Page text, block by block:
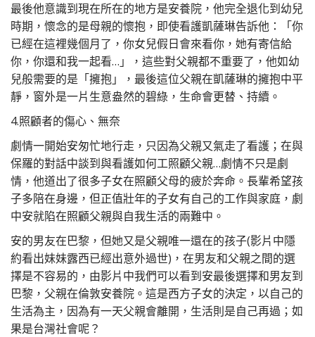
最後他意識到現在所在的地方是安養院，他完全退化到幼兒
時期，懷念的是母親的懷抱，即使看護凱薩琳告訴他：「你
已經在這裡幾個月了，你女兒假日會來看你，她有寄信給
你，你還和我一起看…」，這些對父親都不重要了，他如幼
兒般需要的是「擁抱」，最後這位父親在凱薩琳的擁抱中平
靜，窗外是一片生意盎然的碧綠，生命會更替、持續。
4.照顧者的傷心、無奈
劇情一開始安匆忙地行走，只因為父親又氣走了看護；在與
保羅的對話中談到與看護如何工照顧父親…劇情不只是劇
情，他道出了很多子女在照顧父母的疲於奔命。長輩希望孩
子多陪在身邊，但正值壯年的子女有自己的工作與家庭，劇
中安就陷在照顧父親與自我生活的兩難中。
安的男友在巴黎，但她又是父親唯一還在的孩子(影片中隱
約看出妹妹露西已經出意外過世)，在男友和父親之間的選
擇是不容易的，由影片中我們可以看到安最後選擇和男友到
巴黎，父親在倫敦安養院。這是西方子女的決定，以自己的
生活為主，因為有一天父親會離開，生活則是自己再過；如
果是台灣社會呢？